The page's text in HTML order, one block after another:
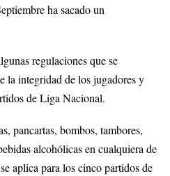
ha sacado un
regulaciones que se
la integridad de los jugadores y
de Liga Nacional.
pancartas, bombos, tambores,
alcohólicas en cualquiera de
aplica para los cinco partidos de